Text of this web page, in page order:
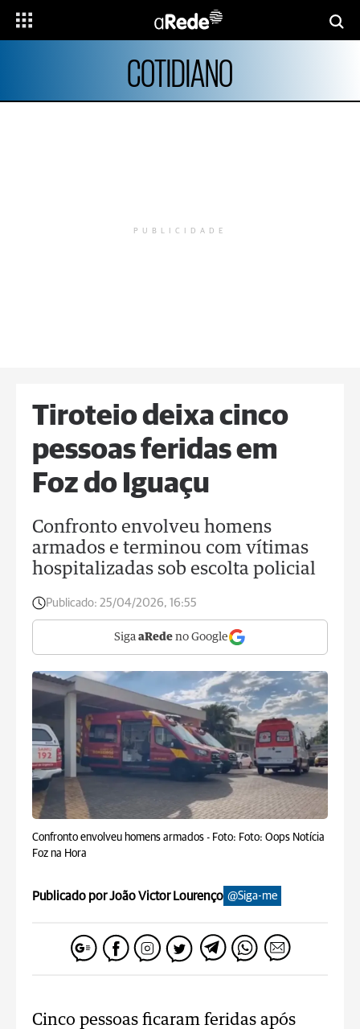
COTIDIANO
PUBLICIDADE
Tiroteio deixa cinco
pessoas feridas em
Foz do Iguaçu
Confronto envolveu homens
armados e terminou com vítimas
hospitalizadas sob escolta policial
Publicado: 25/04/2026, 16:55
Siga aRede no Google
Confronto envolveu homens armados - Foto: Foto: Oops Notícia
Foz na Hora
Publicado por João Victor Lourenço @Siga-me
Cinco pessoas ficaram feridas após